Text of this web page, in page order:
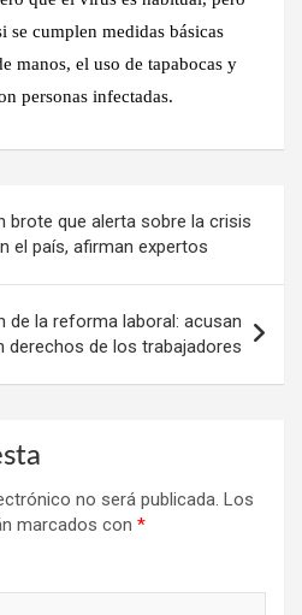
se cumplen medidas básicas
manos, el uso de tapabocas y
personas infectadas.
brote que alerta sobre la crisis
el país, afirman expertos
de la reforma laboral: acusan
derechos de los trabajadores
no será publicada. Los
marcados con *